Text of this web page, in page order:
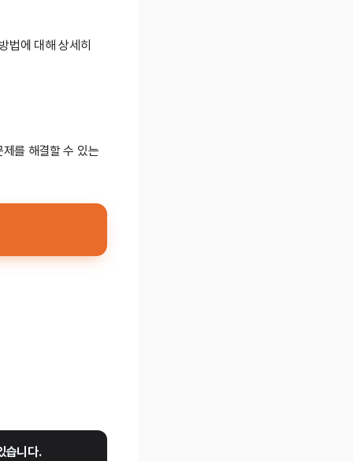
법에 대해 상세히
를 해결할 수 있는
습니다.